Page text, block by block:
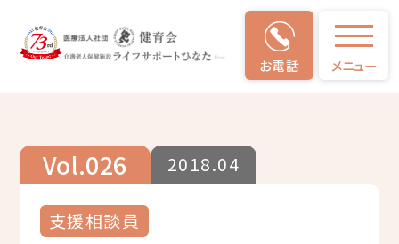
お電話 メニュー
Vol.026 2018.04
支援相談員